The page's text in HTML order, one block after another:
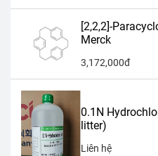
[2,2,2]-
Merck
3,172,000đ
0.1N
litter)
Liên hệ